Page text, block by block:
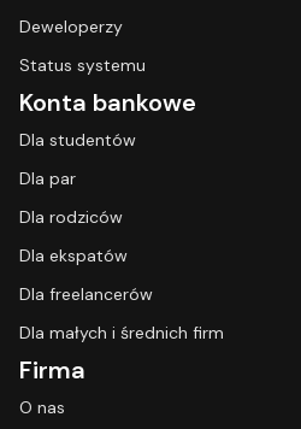
Deweloperzy
Status systemu
Konta bankowe
Dla studentów
Dla par
Dla rodziców
Dla ekspatów
Dla freelancerów
Dla małych i średnich firm
Firma
O nas